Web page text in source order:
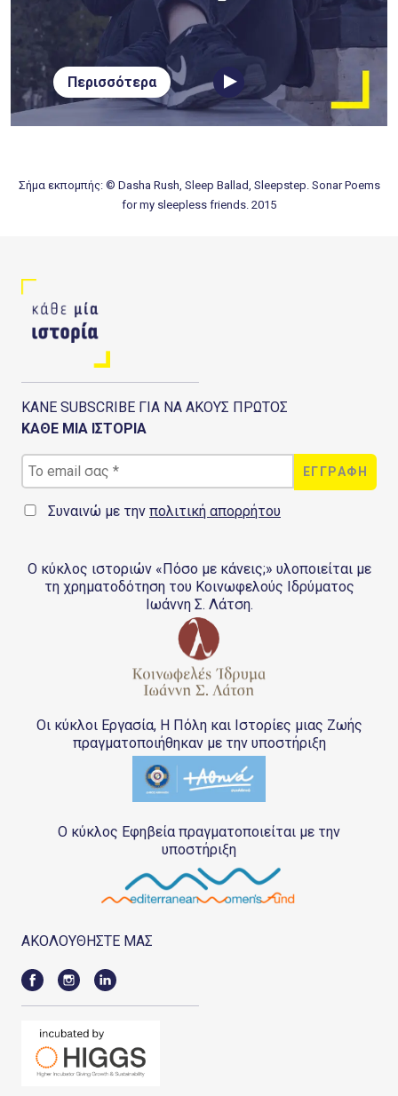
Περισσότερα
Σήμα εκπομπής: © Dasha Rush, Sleep Ballad, Sleepstep. Sonar Poems
for my sleepless friends. 2015
ΚΑΝΕ SUBSCRIBE ΓΙΑ ΝΑ ΑΚΟΥΣ ΠΡΩΤΟΣ
ΚΑΘΕ ΜΙΑ ΙΣΤΟΡΙΑ
Συναινώ με την πολιτική απορρήτου
Ο κύκλος ιστοριών «Πόσο με κάνεις;» υλοποιείται με
τη χρηματοδότηση του Κοινωφελούς Ιδρύματος
Ιωάννη Σ. Λάτση.
Οι κύκλοι Εργασία, Η Πόλη και Ιστορίες μιας Ζωής
πραγματοποιήθηκαν με την υποστήριξη
Ο κύκλος Εφηβεία πραγματοποιείται με την
υποστήριξη
ΑΚΟΛΟΥΘΗΣΤΕ ΜΑΣ